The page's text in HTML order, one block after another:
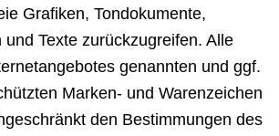
Grafiken, Tondokumente,
Texte zurückzugreifen. Alle
genannten und ggf.
Marken- und Warenzeichen
den Bestimmungen des